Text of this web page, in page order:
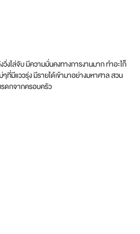
งไล่จับ มีความมั่นคงทางการงานมาก ทำอะไก็
ที่มีแววรุ่ง มีรายได้เข้ามาอย่างมหาศาล สวน
รดกจากครอบครัว